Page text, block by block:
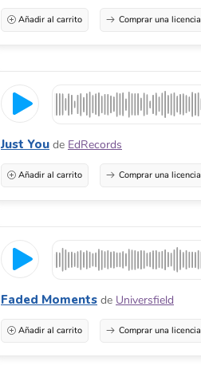
Añadir al carrito Comprar una licencia
Just You de EdRecords
Añadir al carrito Comprar una licencia
Faded Moments de Universfield
Añadir al carrito Comprar una licencia